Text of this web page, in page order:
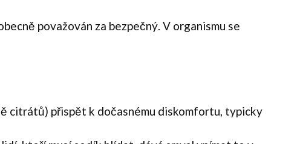
považován za bezpečný. V organismu se
citrátů) přispět k dočasnému diskomfortu, typicky